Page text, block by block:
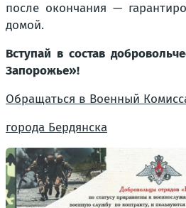
после окончания —
домой.
Вступай в состав
Запорожье»!
Обращаться в Военный
города Бердянска